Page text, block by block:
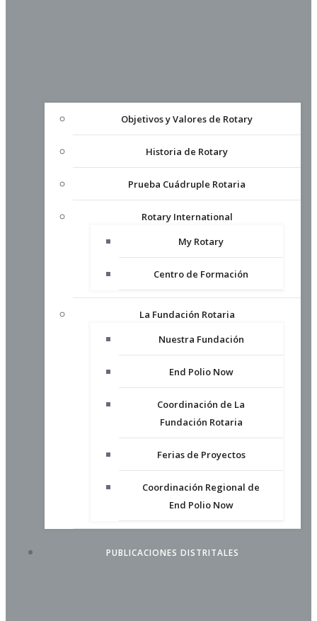
Objetivos y Valores de Rotary
Historia de Rotary
Prueba Cuádruple Rotaria
Rotary International
My Rotary
Centro de Formación
La Fundación Rotaria
Nuestra Fundación
End Polio Now
Coordinación de La
Fundación Rotaria
Ferias de Proyectos
Coordinación Regional de
End Polio Now
PUBLICACIONES DISTRITALES